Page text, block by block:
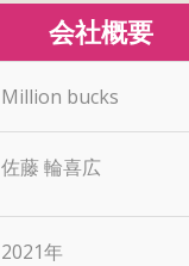
会社概要
Million bucks
佐藤 輪喜広
2021年